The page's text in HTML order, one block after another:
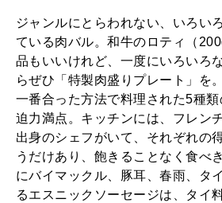
ジャンルにとらわれない、いろい
ている肉バル。和牛のロティ（
品もいいけれど、一度にいろいろ
らぜひ「特製肉盛りプレート」を
一番合った方法で料理された5種
迫力満点。キッチンには、フレン
出身のシェフがいて、それぞれの
うだけあり、飽きることなく食べ
にバイマックル、豚耳、春雨、タ
るエスニックソーセージは、タイ